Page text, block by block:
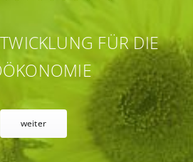
FÜR DIE
weiter